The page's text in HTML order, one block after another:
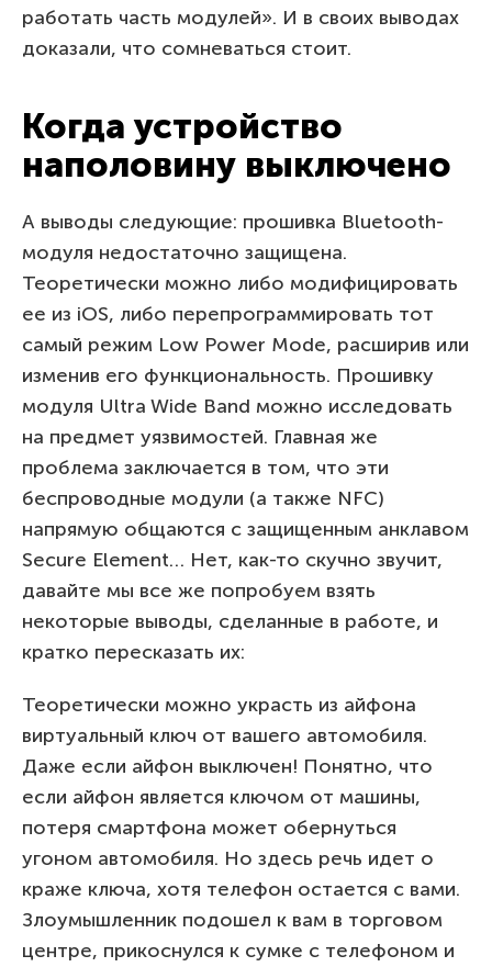
работать часть модулей». И в своих выводах
доказали, что сомневаться стоит.
Когда устройство
наполовину выключено
А выводы следующие: прошивка Bluetooth-
модуля недостаточно защищена.
Теоретически можно либо модифицировать
ее из iOS, либо перепрограммировать тот
самый режим Low Power Mode, расширив или
изменив его функциональность. Прошивку
модуля Ultra Wide Band можно исследовать
на предмет уязвимостей. Главная же
проблема заключается в том, что эти
беспроводные модули (а также NFC)
напрямую общаются с защищенным анклавом
Secure Element… Нет, как-то скучно звучит,
давайте мы все же попробуем взять
некоторые выводы, сделанные в работе, и
кратко пересказать их:
Теоретически можно украсть из айфона
виртуальный ключ от вашего автомобиля.
Даже если айфон выключен! Понятно, что
если айфон является ключом от машины,
потеря смартфона может обернуться
угоном автомобиля. Но здесь речь идет о
краже ключа, хотя телефон остается с вами.
Злоумышленник подошел к вам в торговом
центре, прикоснулся к сумке с телефоном и